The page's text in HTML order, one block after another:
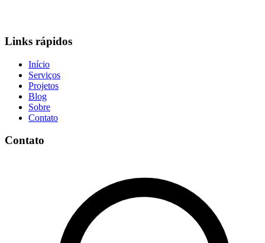
Links rápidos
Início
Serviços
Projetos
Blog
Sobre
Contato
Contato